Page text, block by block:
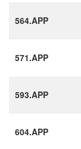
564.APP
571.APP
593.APP
604.APP